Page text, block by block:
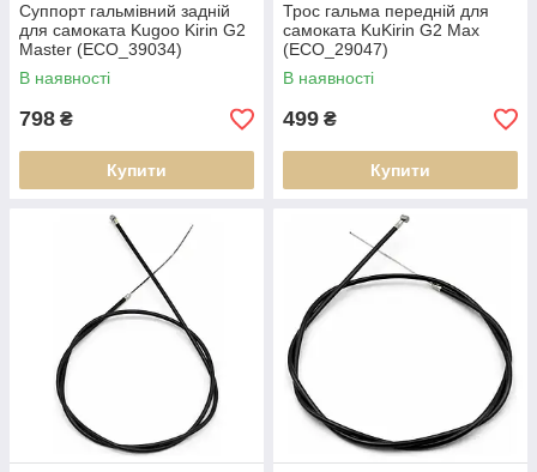
Суппорт гальмівний задній
для самоката Kugoo Kirin G2
Master (ECO_39034)
В наявності
798 ₴
Купити
Трос гальма передній для
самоката KuKirin G2 Max
(ECO_29047)
В наявності
499 ₴
Купити